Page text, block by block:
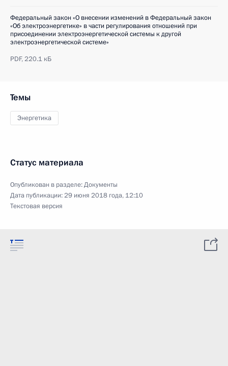
Федеральный закон «О внесении изменений в Федеральный закон
«Об электроэнергетике» в части регулирования отношений при
присоединении электроэнергетической системы к другой
электроэнергетической системе»
PDF,220.1 кБ
Темы
Энергетика
Статус материала
Опубликован в разделе:Документы
Дата публикации:29 июня 2018 года, 12:10
Текстовая версия